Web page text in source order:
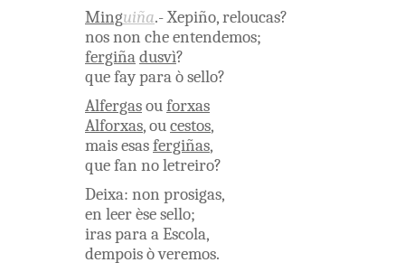
Minguiña.-Xepiño,reloucas?
nosnon cheentendemos;
fergiñadusvì?
quefayparaòsello?
Alfergasouforxas
Alforxas,oucestos,
maisesasfergiñas,
quefan noletreiro?
Deixa: non prosigas,
en leerèsesello;
irasparaaEscola,
dempoisòveremos.